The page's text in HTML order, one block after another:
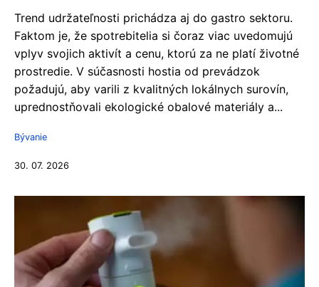
Trend udržateľnosti prichádza aj do gastro sektoru.
Faktom je, že spotrebitelia si čoraz viac uvedomujú
vplyv svojich aktivít a cenu, ktorú za ne platí životné
prostredie. V súčasnosti hostia od prevádzok
požadujú, aby varili z kvalitných lokálnych surovín,
uprednostňovali ekologické obalové materiály a...
Bývanie
30. 07. 2026